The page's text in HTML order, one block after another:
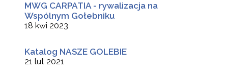
MWG CARPATIA - rywalizacja na
Wspólnym Gołebniku
18 kwi 2023
Katalog NASZE GOLEBIE
21 lut 2021